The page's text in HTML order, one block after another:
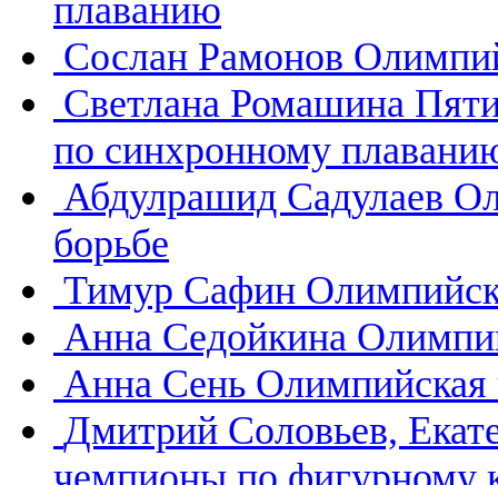
плаванию
Сослан Рамонов
Светлана Ромашина
по синхронному
Абдулрашид Садулаев
борьбе
Тимур Сафин
Анна Седойкина
Анна Сень Олимпийская
Дмитрий Соловьев,